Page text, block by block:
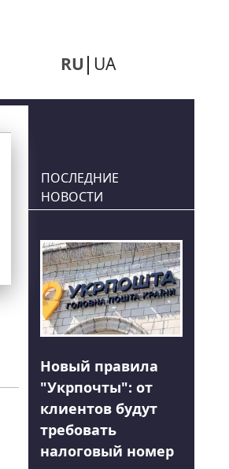
RU UA
ПОСЛЕДНИЕ
НОВОСТИ
Новый правила
"Укрпочты": от
клиентов будут
требовать
налоговый номер